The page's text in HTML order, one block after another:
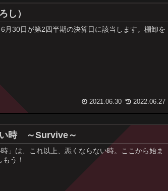
し）
月30日が第2四半期の決算日に該当します。棚卸を
2021.06.30 2022.06.27
い時 ～Survive～
時」は、これ以上、悪くならない時。ここから始ま
う！